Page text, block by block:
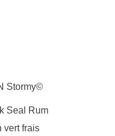
Stormy©
Seal Rum
vert frais